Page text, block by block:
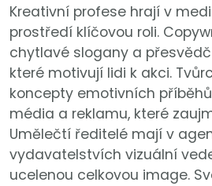
Kreativní profese hrají v
prostředí klíčovou roli.
chytlavé slogany a
které motivují lidi k akci.
koncepty emotivních
média a reklamu, které
Umělečtí ředitelé mají v
vydavatelstvích vizuální
ucelenou celkovou image.